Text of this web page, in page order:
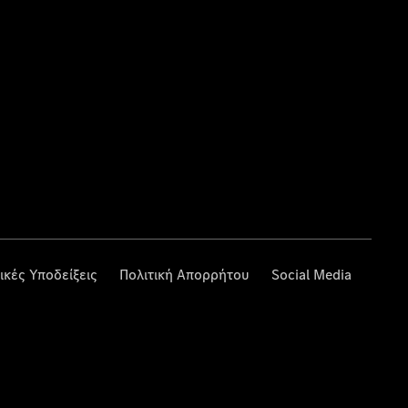
Υποδείξεις Πολιτική Απορρήτου Social Media